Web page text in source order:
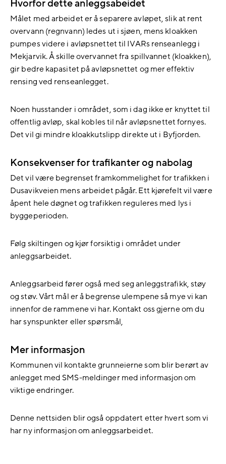
Hvorfor dette anleggsabeidet
Målet med arbeidet er å separere avløpet, slik at rent
overvann (regnvann) ledes ut i sjøen, mens kloakken
pumpes videre i avløpsnettet til IVARs renseanlegg i
Mekjarvik. Å skille overvannet fra spillvannet (kloakken),
gir bedre kapasitet på avløpsnettet og mer effektiv
rensing ved renseanlegget.
Noen husstander i området, som i dag ikke er knyttet til
offentlig avløp, skal kobles til når avløpsnettet fornyes.
Det vil gi mindre kloakkutslipp direkte ut i Byfjorden.
Konsekvenser for trafikanter og nabolag
Det vil være begrenset framkommelighet for trafikken i
Dusavikveien mens arbeidet pågår. Ett kjørefelt vil være
åpent hele døgnet og trafikken reguleres med lys i
byggeperioden.
Følg skiltingen og kjør forsiktig i området under
anleggsarbeidet.
Anleggsarbeid fører også med seg anleggstrafikk, støy
og støv. Vårt mål er å begrense ulempene så mye vi kan
innenfor de rammene vi har. Kontakt oss gjerne om du
har synspunkter eller spørsmål,
Mer informasjon
Kommunen vil kontakte grunneierne som blir berørt av
anlegget med SMS-meldinger med informasjon om
viktige endringer.
Denne nettsiden blir også oppdatert etter hvert som vi
har ny informasjon om anleggsarbeidet.